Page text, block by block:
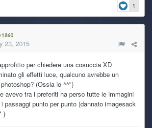
1
1860
23, 2015
per chiedere una cosuccia XD
gli effetti luce, qualcuno avrebbe un
(Ossia io ^^")
avevo tra i preferiti ha perso tutte le immagini
passaggi punto per punto (dannato imagesack
)